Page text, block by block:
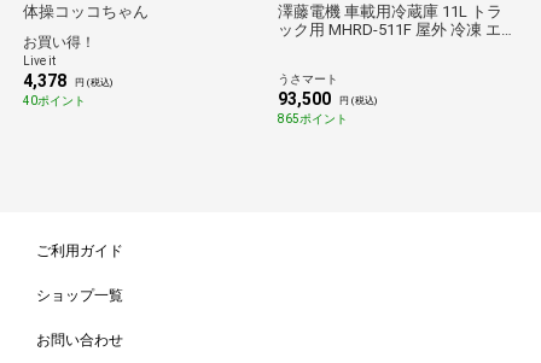
体操コッコちゃん
お買い得！
Live it
4,378 円 (税込)
40ポイント
澤藤電機 車載用冷蔵庫 11L トラ
ック用 MHRD-511F 屋外 冷凍 エコ
うさマート
93,500 円 (税込)
865ポイント
ご利用ガイド
ショップ一覧
お問い合わせ